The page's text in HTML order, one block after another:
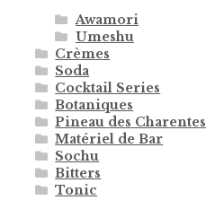
Awamori
Umeshu
Crèmes
Soda
Cocktail Series
Botaniques
Pineau des Charentes
Matériel de Bar
Sochu
Bitters
Tonic